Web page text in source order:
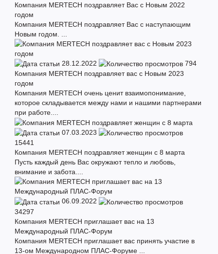
Компания MERTECH поздравляет Вас с Новым 2022
годом
Компания MERTECH поздравляет Вас с наступающим
Новым годом. ...
28.12.2022
794
Компания MERTECH поздравляет вас с Новым 2023
годом
Компания MERTECH очень ценит взаимопонимание,
которое складывается между нами и нашими партнерами
при работе....
07.03.2023
15441
Компания MERTECH поздравляет женщин с 8 марта
Пусть каждый день Вас окружают тепло и любовь,
внимание и забота....
06.09.2022
34297
Компания MERTECH приглашает вас на 13
Международный ПЛАС-Форум
Компания MERTECH приглашает вас принять участие в
13-ом Международном ПЛАС-Форуме ...